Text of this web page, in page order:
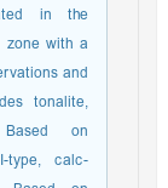
in the
with a
and
tonalite,
Based on
type, calc-